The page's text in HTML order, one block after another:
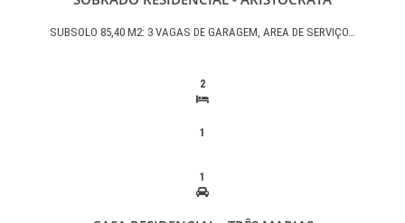
SUBSOLO 85,40 M2: 3 VAGAS DE GARAGEM, AREA DE SERVIÇO…
2
1
1